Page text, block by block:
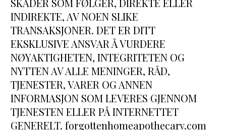
SKADER SOM FØLGER, DIREKTE ELLER
INDIREKTE, AV NOEN SLIKE
TRANSAKSJONER. DET ER DITT
EKSKLUSIVE ANSVAR Å VURDERE
NØYAKTIGHETEN, INTEGRITETEN OG
NYTTEN AV ALLE MENINGER, RÅD,
TJENESTER, VARER OG ANNEN
INFORMASJON SOM LEVERES GJENNOM
TJENESTEN ELLER PÅ INTERNETTET
GENERELT. forgottenhomeapothecary.com